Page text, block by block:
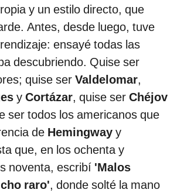
y un estilo directo, que
Antes, desde luego, tuve
ensayé todas las
descubriendo. Quise ser
quise ser Valdelomar,
y Cortázar, quise ser Chéjov
ser todos los americanos que
de Hemingway y
que, en los ochenta y
noventa, escribí 'Malos
raro', donde solté la mano